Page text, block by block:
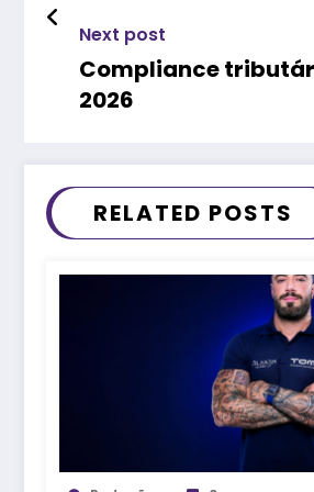
Next post
Compliance
2026
RELATED POSTS